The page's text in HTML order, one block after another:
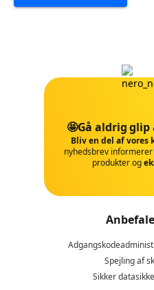
🤩Gå aldrig
Bliv en del af vores
nyhedsbrev
produkter og
Spejling af
Sikker